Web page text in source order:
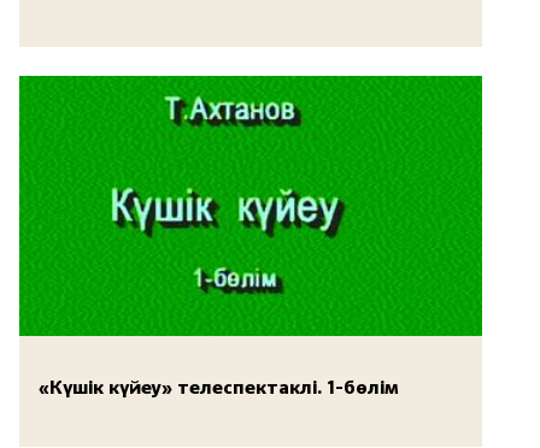
«Күшік күйеу» телеспектаклі. 1-бөлім